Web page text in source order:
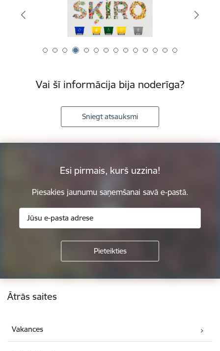
Vai šī informācija bija noderīga?
Sniegt atsauksmi
Esi pirmais, kurš uzzina!
Piesakies jaunumu saņemšanai savā e-pastā.
Kājene
Ātrās saites
Vakances